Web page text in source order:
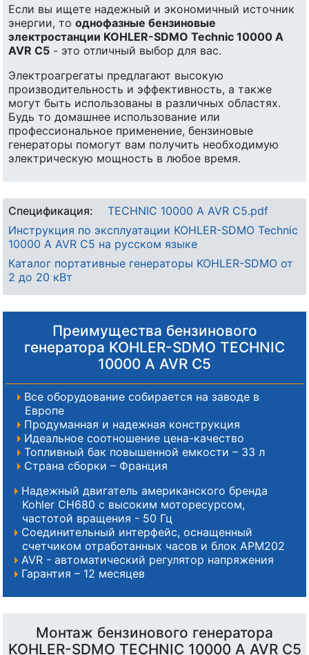
Если вы ищете надежный и экономичный источник
энергии, то однофазные бензиновые
электростанции KOHLER-SDMO Technic 10000 A
AVR C5 - это отличный выбор для вас.
Электроагрегаты предлагают высокую
производительность и эффективность, а также
могут быть использованы в различных областях.
Будь то домашнее использование или
профессиональное применение, бензиновые
генераторы помогут вам получить необходимую
электрическую мощность в любое время.
Спецификация:
TECHNIC 10000 A AVR C5.pdf
Инструкция по эксплуатации KOHLER-SDMO Technic
10000 A AVR C5 на русском языке
Каталог портативные генераторы KOHLER-SDMO от
2 до 20 кВт
Преимущества бензинового
генератора KOHLER-SDMO TECHNIC
10000 A AVR C5
Все оборудование собирается на заводе в
Европе
Продуманная и надежная конструкция
Идеальное соотношение цена-качество
Топливный бак повышенной емкости – 33 л
Страна сборки – Франция
Надежный двигатель американского бренда
Kohler CH680 с высоким моторесурсом,
частотой вращения - 50 Гц
Соединительный интерфейс, оснащенный
счетчиком отработанных часов и блок АРМ202
AVR - автоматический регулятор напряжения
Гарантия – 12 месяцев
Монтаж бензинового генератора
KOHLER-SDMO TECHNIC 10000 A AVR C5